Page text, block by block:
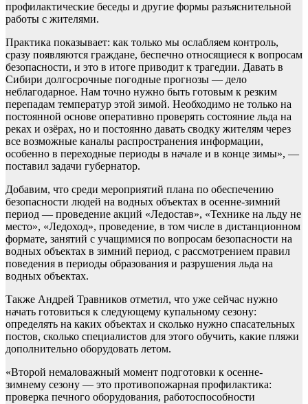
профилактические беседы и другие формы разъяснительной
работы с жителями.
Практика показывает: как только мы ослабляем контроль,
сразу появляются граждане, беспечно относящиеся к вопросам
безопасности, и это в итоге приводит к трагедии. Давать в
Сибири долгосрочные погодные прогнозы — дело
неблагодарное. Нам точно нужно быть готовым к резким
перепадам температур этой зимой. Необходимо не только на
постоянной основе оперативно проверять состояние льда на
реках и озёрах, но и постоянно давать сводку жителям через
все возможные каналы распространения информации,
особенно в переходные периоды в начале и в конце зимы», —
поставил задачи губернатор.
Добавим, что среди мероприятий плана по обеспечению
безопасности людей на водных объектах в осенне-зимний
период — проведение акций «Ледостав», «Технике на льду не
место», «Ледоход», проведение, в том числе в дистанционном
формате, занятий с учащимися по вопросам безопасности на
водных объектах в зимний период, с рассмотрением правил
поведения в периоды образования и разрушения льда на
водных объектах.
Также Андрей Травников отметил, что уже сейчас нужно
начать готовиться к следующему купальному сезону:
определять на каких объектах и сколько нужно спасательных
постов, сколько специалистов для этого обучить, какие пляжи
дополнительно оборудовать летом.
«Второй немаловажный момент подготовки к осенне-
зимнему сезону — это противопожарная профилактика:
проверка печного оборудования, работоспособности